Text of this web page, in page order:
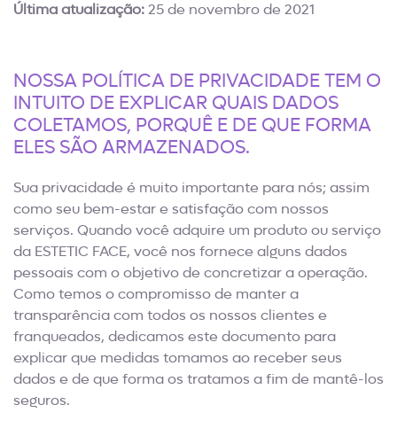
Última atualização: 25 de novembro de 2021
NOSSA POLÍTICA DE PRIVACIDADE TEM O
INTUITO DE EXPLICAR QUAIS DADOS
COLETAMOS, PORQUÊ E DE QUE FORMA
ELES SÃO ARMAZENADOS.
Sua privacidade é muito importante para nós; assim
como seu bem-estar e satisfação com nossos
serviços. Quando você adquire um produto ou serviço
da ESTETIC FACE, você nos fornece alguns dados
pessoais com o objetivo de concretizar a operação.
Como temos o compromisso de manter a
transparência com todos os nossos clientes e
franqueados, dedicamos este documento para
explicar que medidas tomamos ao receber seus
dados e de que forma os tratamos a fim de mantê-los
seguros.